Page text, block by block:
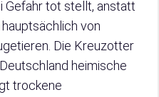
Gefahr tot stellt, anstatt
von
Die Kreuzotter
heimische
trockene